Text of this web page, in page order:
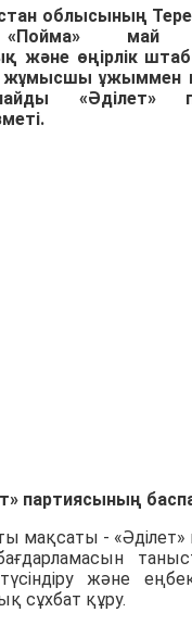
облысының
май
және өңірлік
ұжыммен
«Әділет»
партиясының
мақсаты -
және
сұхбат құру.